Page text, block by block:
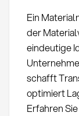
Ein
der
eindeutige
schafft
optimiert
Erfahren